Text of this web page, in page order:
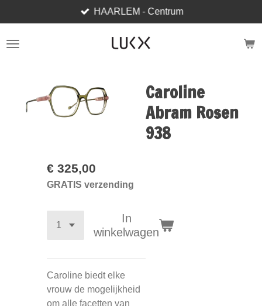
direct
naar
HAARLEM - Centrum
Caroline
Abram Rosen
938
€ 325,00
GRATIS verzending
In
winkelwagen
Caroline biedt elke
vrouw de mogelijkheid
om alle facetten van